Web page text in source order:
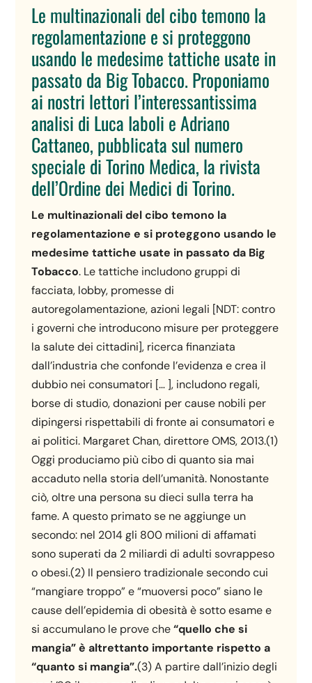
Le multinazionali del cibo temono la
regolamentazione e si proteggono
usando le medesime tattiche usate in
passato da Big Tobacco. Proponiamo
ai nostri lettori l’interessantissima
analisi di Luca Iaboli e Adriano
Cattaneo, pubblicata sul numero
speciale di Torino Medica, la rivista
dell’Ordine dei Medici di Torino.
Le multinazionali del cibo temono la
regolamentazione e si proteggono usando le
medesime tattiche usate in passato da Big
Tobacco. Le tattiche includono gruppi di
facciata, lobby, promesse di
autoregolamentazione, azioni legali [NDT: contro
i governi che introducono misure per proteggere
la salute dei cittadini], ricerca finanziata
dall’industria che confonde l’evidenza e crea il
dubbio nei consumatori [… ], includono regali,
borse di studio, donazioni per cause nobili per
dipingersi rispettabili di fronte ai consumatori e
ai politici. Margaret Chan, direttore OMS, 2013.(1)
Oggi produciamo più cibo di quanto sia mai
accaduto nella storia dell’umanità. Nonostante
ciò, oltre una persona su dieci sulla terra ha
fame. A questo primato se ne aggiunge un
secondo: nel 2014 gli 800 milioni di affamati
sono superati da 2 miliardi di adulti sovrappeso
o obesi.(2) Il pensiero tradizionale secondo cui
“mangiare troppo” e “muoversi poco” siano le
cause dell’epidemia di obesità è sotto esame e
si accumulano le prove che“quello che si
mangia” è altrettanto importante rispetto a
“quanto si mangia”.(3) A partire dall’inizio degli